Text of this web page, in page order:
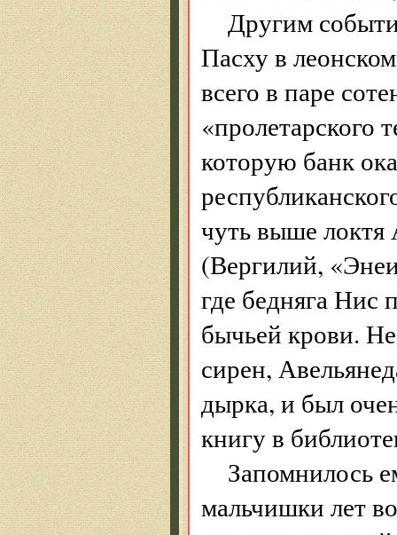
Другим
Пасху в
всего в паре
«пролетарского
которую банк
чуть выше локтя
(Вергилий,
где бедняга Нис
бычьей крови.
сирен,
дырка, и был
книгу в
Запомнилось
мальчишки лет